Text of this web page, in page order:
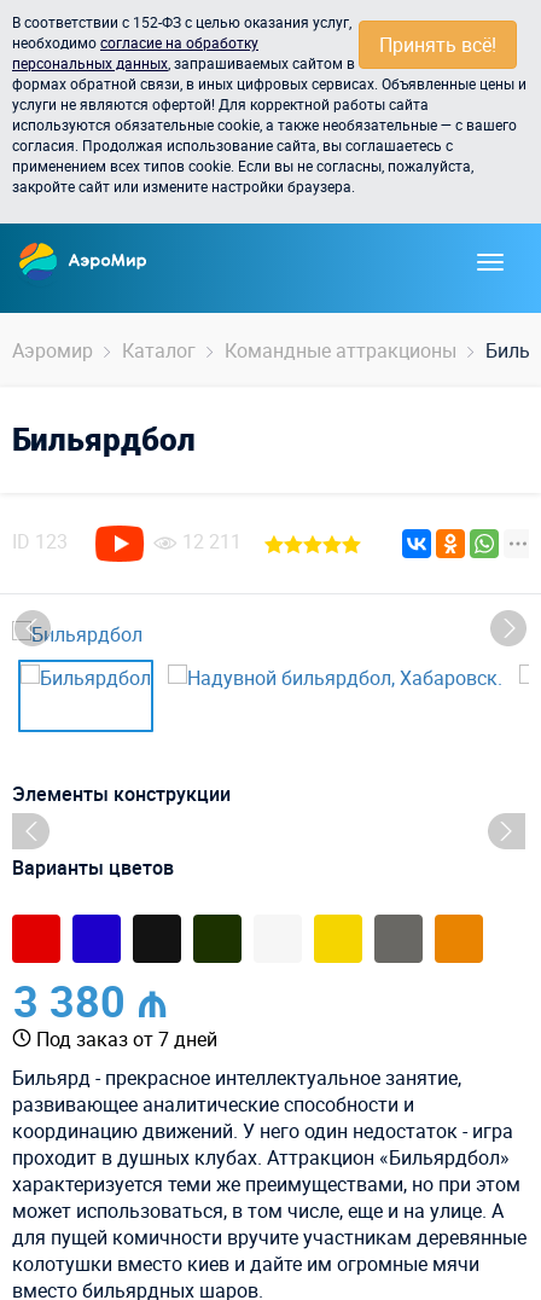
Принять всё!
В соответствии с 152-ФЗ с целью оказания услуг,
необходимосогласие на обработку
персональных данных , запрашиваемых сайтом в
формах обратной связи, в иных цифровых сервисах. Объявленные цены и
услуги не являются офертой! Для корректной работы сайта
используются обязательные cookie, а также необязательные — с вашего
согласия. Продолжая использование сайта, вы соглашаетесь с
применением всех типов cookie. Если вы не согласны, пожалуйста,
закройте сайт или измените настройки браузера.
Аэромир Каталог Командные аттракционы
Бильярдбол
ID 123 12 211
Элементы конструкции
Варианты цветов
3 380 ₼
Под заказ от 7 дней
Бильярд - прекрасное интеллектуальное занятие,
развивающее аналитические способности и
координацию движений. У него один недостаток - игра
проходит в душных клубах. Аттракцион «Бильярдбол»
характеризуется теми же преимуществами, но при этом
может использоваться, в том числе, еще и на улице. А
для пущей комичности вручите участникам деревянные
колотушки вместо киев и дайте им огромные мячи
вместо бильярдных шаров.